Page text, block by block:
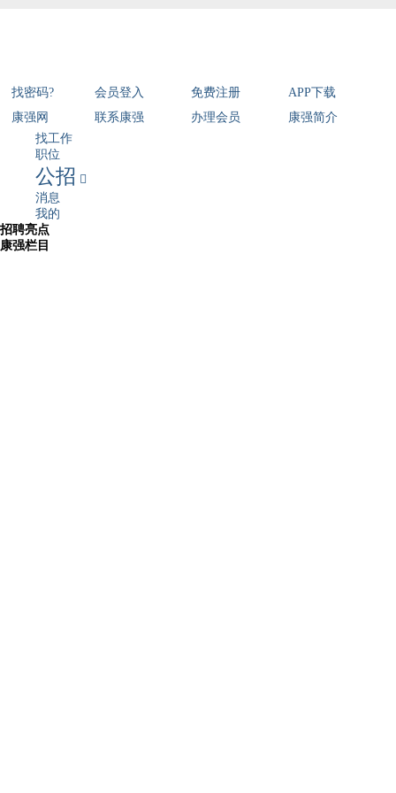
找密码? 会员登入 免费注册
APP下载
康强网
联系康强 办理会员
康强简介
找工作
职位
公招 
消息
我的
招聘亮点
康强栏目